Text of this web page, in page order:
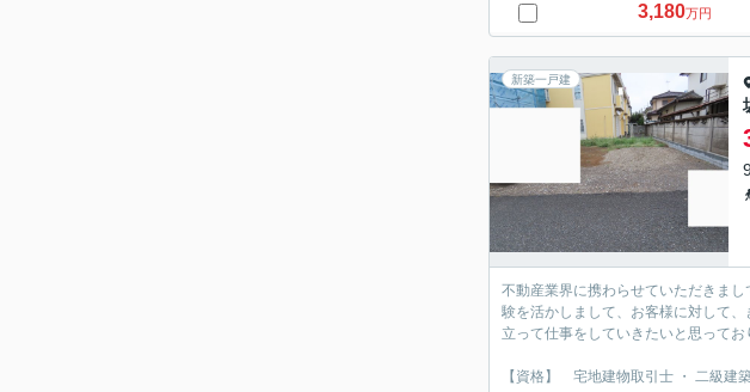
3,180万円
新築一戸建
不動産業界に携わらせていただきま
験を活かしまして、お客様に対して
立って仕事をしていきたいと思ってお
【資格】 宅地建物取引士 ・ 二級建